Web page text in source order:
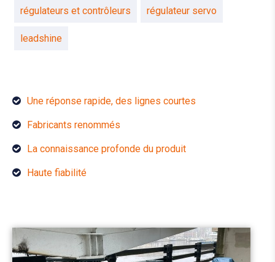
régulateurs et contrôleurs régulateur servo
leadshine
Une réponse rapide, des lignes courtes
Fabricants renommés
La connaissance profonde du produit
Haute fiabilité